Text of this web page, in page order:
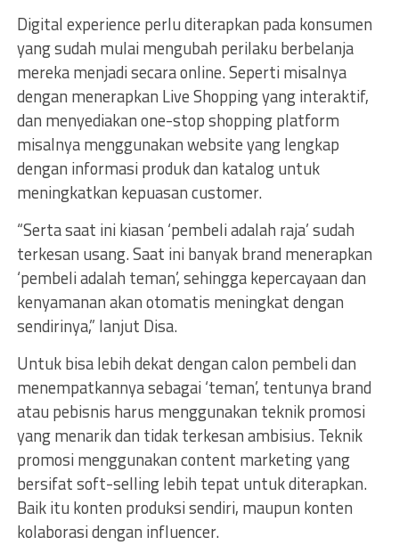
Digital experience perlu diterapkan pada konsumen
yang sudah mulai mengubah perilaku berbelanja
mereka menjadi secara online. Seperti misalnya
dengan menerapkan Live Shopping yang interaktif,
dan menyediakan one-stop shopping platform
misalnya menggunakan website yang lengkap
dengan informasi produk dan katalog untuk
meningkatkan kepuasan customer.
“Serta saat ini kiasan ‘pembeli adalah raja’ sudah
terkesan usang. Saat ini banyak brand menerapkan
‘pembeli adalah teman’, sehingga kepercayaan dan
kenyamanan akan otomatis meningkat dengan
sendirinya,” lanjut Disa.
Untuk bisa lebih dekat dengan calon pembeli dan
menempatkannya sebagai ‘teman’, tentunya brand
atau pebisnis harus menggunakan teknik promosi
yang menarik dan tidak terkesan ambisius. Teknik
promosi menggunakan content marketing yang
bersifat soft-selling lebih tepat untuk diterapkan.
Baik itu konten produksi sendiri, maupun konten
kolaborasi dengan influencer.